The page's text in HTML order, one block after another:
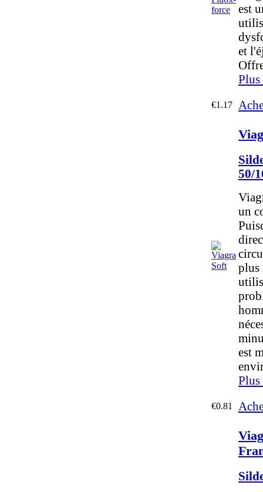
est
et
€1.17
50/
un
plus
est
€0.81